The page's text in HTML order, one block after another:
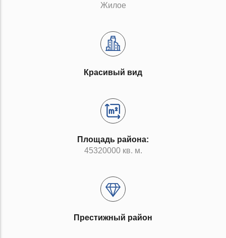
Жилое
Красивый вид
Площадь района:
45320000 кв. м.
Престижный район